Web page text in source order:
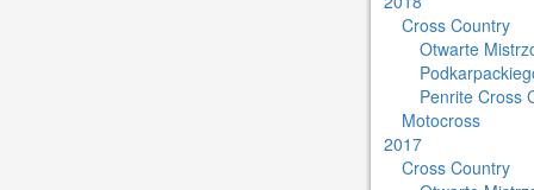
Cross Country
Otwarte
Penrite Cross
Motocross
2017
Cross Country